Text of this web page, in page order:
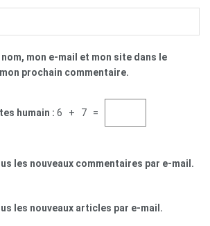
mon e-mail et mon site dans le
prochain commentaire.
humain : 6 + 7 =
les nouveaux commentaires par e-mail.
les nouveaux articles par e-mail.